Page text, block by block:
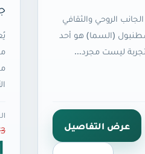
الروحي والثقافي
(السما) هو أحد
ليست مجرد…
عرض التفاصيل